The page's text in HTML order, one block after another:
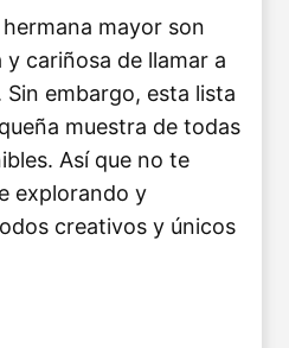
mayor son
cariñosa de llamar a
embargo, esta lista
muestra de todas
Así que no te
explorando y
creativos y únicos